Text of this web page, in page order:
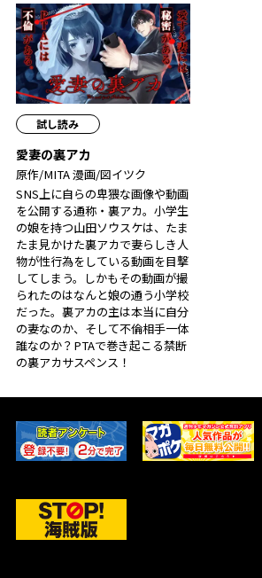
試し読み
愛妻の裏アカ
原作/MITA 漫画/図イツク
SNS上に自らの卑猥な画像や動画
を公開する通称・裏アカ。小学生
の娘を持つ山田ソウスケは、たま
たま見かけた裏アカで妻らしき人
物が性行為をしている動画を目撃
してしまう。しかもその動画が撮
られたのはなんと娘の通う小学校
だった。裏アカの主は本当に自分
の妻なのか、そして不倫相手一体
誰なのか？PTAで巻き起こる禁断
の裏アカサスペンス！